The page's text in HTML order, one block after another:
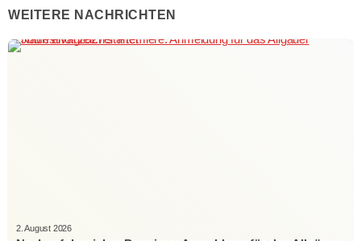
WEITERE NACHRICHTEN
2. August 2026